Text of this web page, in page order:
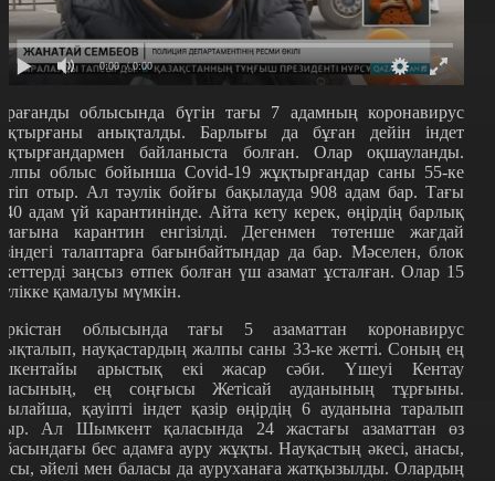
0:00 / 0:00
облысында бүгін тағы 7 адамның коронавирус
анықталды. Барлығы да бұған дейін індет
байланыста болған. Олар оқшауланды.
облыс бойынша Covid-19 жұқтырғандар саны 55-ке
отыр. Ал тәулік бойғы бақылауда 908 адам бар. Тағы
адам үй карантинінде. Айта кету керек, өңірдің барлық
карантин енгізілді. Дегенмен төтенше жағдай
талаптарға бағынбайтындар да бар. Мәселен, блок
заңсыз өтпек болған үш азамат ұсталған. Олар 15
қамалуы мүмкін.
облысында тағы 5 азаматтан коронавирус
науқастардың жалпы саны 33-ке жетті. Соның ең
арыстық екі жасар сәби. Үшеуі Кентау
ең соңғысы Жетісай ауданының тұрғыны.
қауіпті індет қазір өңірдің 6 ауданына таралып
Ал Шымкент қаласында 24 жастағы азаматтан өз
бес адамға ауру жұқты. Науқастың әкесі, анасы,
әйелі мен баласы да ауруханаға жатқызылды. Олардың